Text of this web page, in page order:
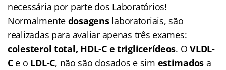
necessária por parte dos Laboratórios!
Normalmente dosagenslaboratoriais, são
realizadas para avaliar apenas três exames:
colesterol total, HDL-C e triglicerídeos. OVLDL-
Ce o LDL-C, não são dosados e sim estimados a